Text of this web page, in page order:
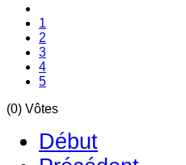
1
2
3
4
5
(0) Vôtes
Début